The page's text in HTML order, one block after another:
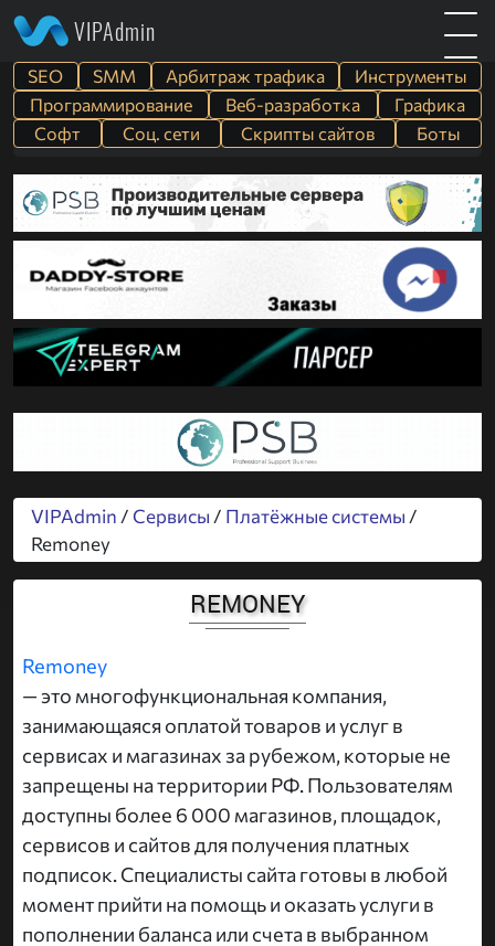
VIPAdmin
SEO SMM Арбитраж трафика
Инструменты
Программирование
Веб-разработка
Графика
Софт
Cоц. сети Скрипты сайтов Боты
VIPAdmin / Сервисы / Платёжные системы /
Remoney
REMONEY
Remoney
— это многофункциональная компания,
занимающаяся оплатой товаров и услуг в
сервисах и магазинах за рубежом, которые не
запрещены на территории РФ. Пользователям
доступны более 6 000 магазинов, площадок,
сервисов и сайтов для получения платных
подписок. Специалисты сайта готовы в любой
момент прийти на помощь и оказать услуги в
пополнении баланса или счета в выбранном